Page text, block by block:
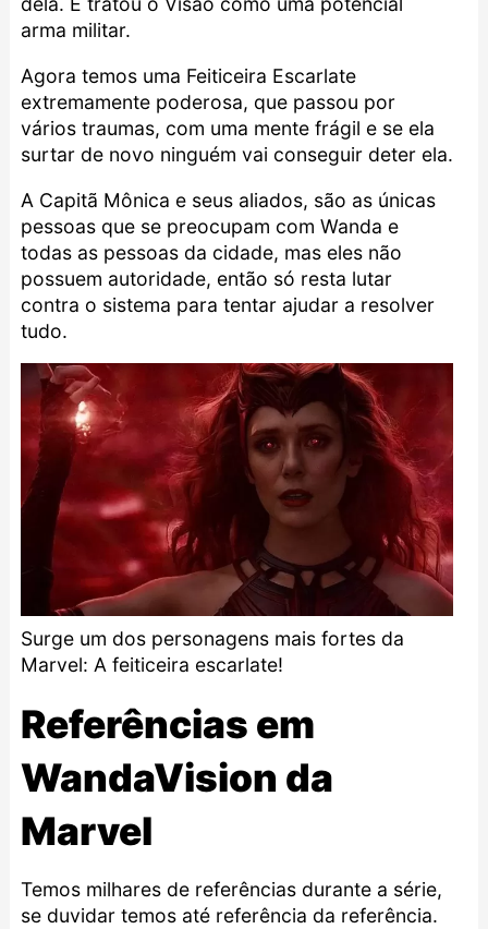
arma militar.
Agora temos uma Feiticeira Escarlate
extremamente poderosa, que passou por
vários traumas, com uma mente frágil e se ela
surtar de novo ninguém vai conseguir deter ela.
A Capitã Mônica e seus aliados, são as únicas
pessoas que se preocupam com Wanda e
todas as pessoas da cidade, mas eles não
possuem autoridade, então só resta lutar
contra o sistema para tentar ajudar a resolver
tudo.
Surge um dos personagens mais fortes da
Marvel: A feiticeira escarlate!
Referências em
WandaVision da
Marvel
Temos milhares de referências durante a série,
se duvidar temos até referência da referência.